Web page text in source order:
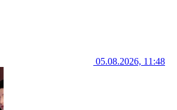
05.08.2026, 11:48